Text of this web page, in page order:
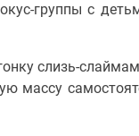
группы с
слизь-
массу